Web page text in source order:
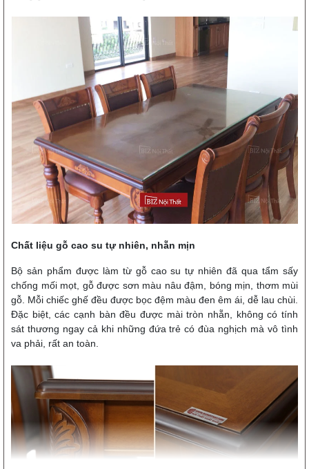
Chất liệu gỗ cao su tự nhiên, nhẵn mịn
Bộ sản phẩm được làm từ gỗ cao su tự nhiên đã qua tẩm sấy
chống mối mọt, gỗ được sơn màu nâu đậm, bóng mịn, thơm mùi
gỗ. Mỗi chiếc ghế đều được bọc đệm màu đen êm ái, dễ lau chùi.
Đặc biệt, các cạnh bàn đều được mài tròn nhẵn, không có tính
sát thương ngay cả khi những đứa trẻ có đùa nghịch mà vô tình
va phải, rất an toàn.